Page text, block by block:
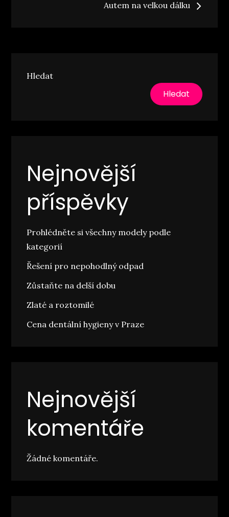
Autem na velkou dálku
Hledat
Hledat
Nejnovější
příspěvky
Prohlédněte si všechny modely podle
kategorií
Řešení pro nepohodlný odpad
Zůstaňte na delší dobu
Zlaté a roztomilé
Cena dentální hygieny v Praze
Nejnovější
komentáře
Žádné komentáře.